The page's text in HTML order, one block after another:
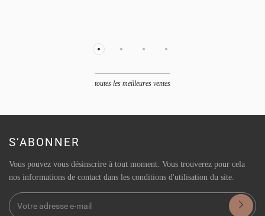
toutes les meilleures ventes
S’ABONNER
Vous pouvez vous désinscrire à tout moment. Vous trouverez pour cela
nos informations de contact dans les conditions d'utilisation du site.